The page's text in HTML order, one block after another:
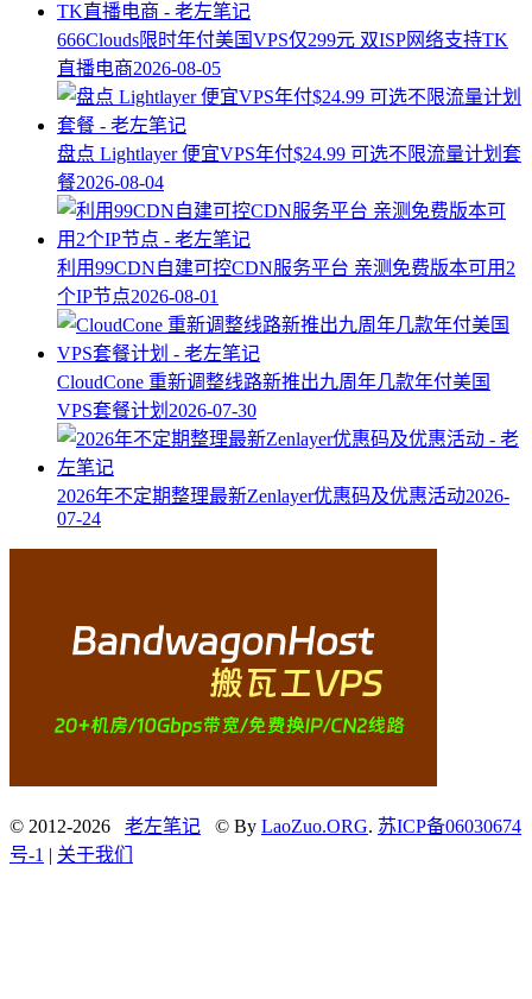
666Clouds限时年付美国VPS仅299元 双ISP网络支持TK
直播电商2026-08-05
盘点 Lightlayer 便宜VPS年付$24.99 可选不限流量计划套
餐2026-08-04
利用99CDN自建可控CDN服务平台 亲测免费版本可用2
个IP节点2026-08-01
CloudCone 重新调整线路新推出九周年几款年付美国
VPS套餐计划 2026-07-30
2026年不定期整理最新Zenlayer优惠码及优惠活动2026-
07-24
© 2012-2026 老左笔记 © By LaoZuo.ORG. 苏ICP备06030674
号-1 | 关于我们